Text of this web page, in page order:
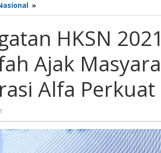
»
HKSN
Gubernur
Khofifah
Ajak
Masyarakat
Dorong
Generasi
Alfa
Sosial
HKSN
Ajak
Alfa
Gatot
Susanto